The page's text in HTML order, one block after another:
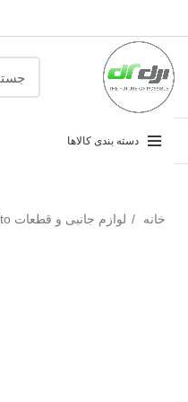
دسته بندی کالاها
خانه لوازم جانبی و قطعات dji lito